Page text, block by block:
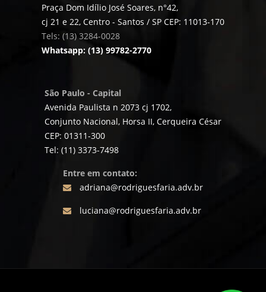
Praça Dom Idílio José Soares, n°42,
cj 21 e 22, Centro - Santos / SP CEP: 11013-170
Tels: (13) 3284-0028
Whatsapp: (13) 99782-2770
São Paulo - Capital
Avenida Paulista n 2073 cj 1702,
Conjunto Nacional, Horsa II, Cerqueira César
CEP: 01311-300
Tel: (11) 3373-7498
Entre em contato:
adriana@rodriguesfaria.adv.br
luciana@rodriguesfaria.adv.br